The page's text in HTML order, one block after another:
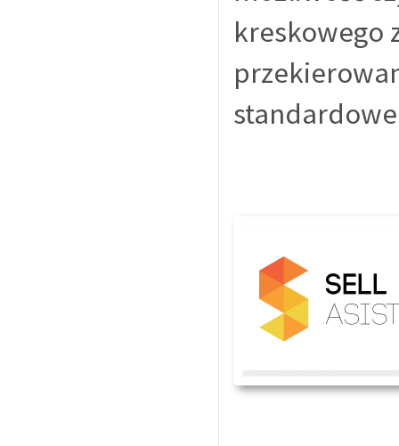
kreskowego